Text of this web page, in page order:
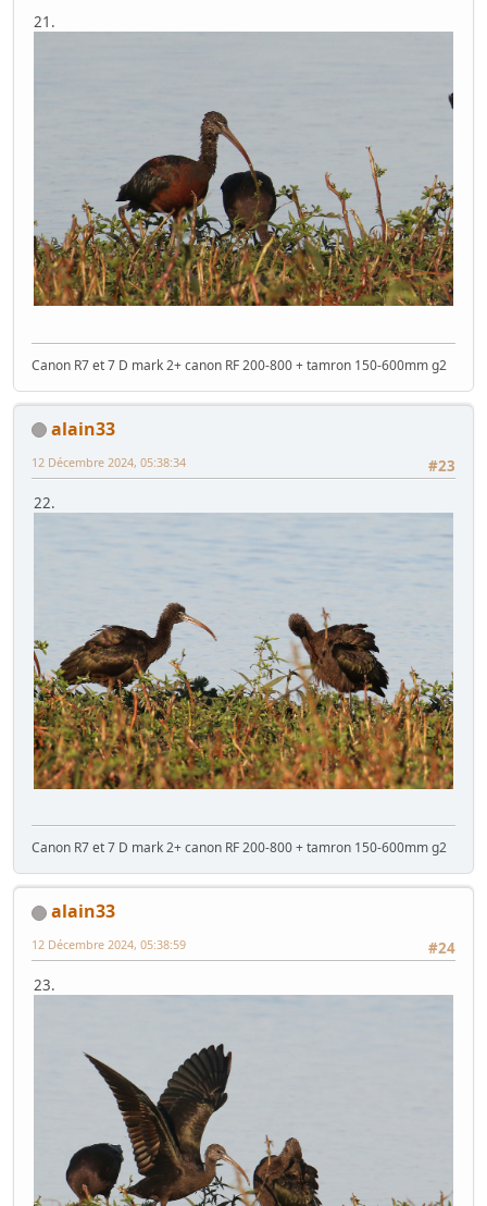
Canon R7 et 7 D mark 2+ canon RF 200-800 + tamron 150-600mm g2
alain33
#22
12 Décembre 2024, 05:38:06
21.
Canon R7 et 7 D mark 2+ canon RF 200-800 + tamron 150-600mm g2
alain33
#23
12 Décembre 2024, 05:38:34
22.
Canon R7 et 7 D mark 2+ canon RF 200-800 + tamron 150-600mm g2
alain33
#24
12 Décembre 2024, 05:38:59